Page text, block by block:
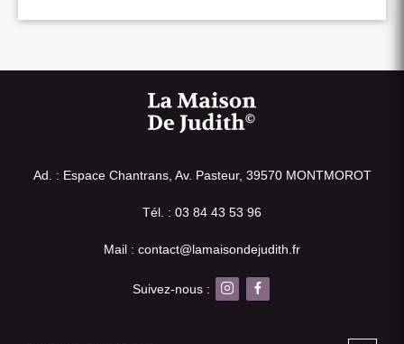
Ad. : Espace Chantrans, Av. Pasteur, 39570 MONTMOROT
Tél. : 03 84 43 53 96
Mail : contact@lamaisondejudith.fr
Suivez-nous :